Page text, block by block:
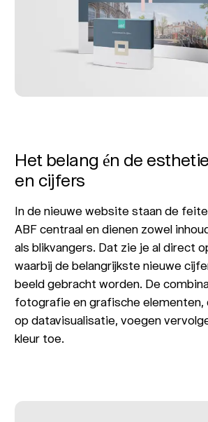
Het belang én de
en cijfers
In de nieuwe website staan de
ABF centraal en dienen zowel
als blikvangers. Dat zie je al direct
waarbij de belangrijkste nieuwe
beeld gebracht worden. De
fotografie en grafische elementen,
op datavisualisatie, voegen
kleur toe.